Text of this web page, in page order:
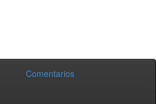
Comentarios